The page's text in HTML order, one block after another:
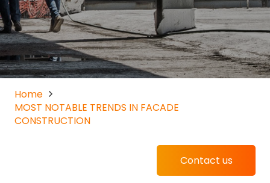
Home
MOST NOTABLE TRENDS IN FACADE
CONSTRUCTION
Contact us